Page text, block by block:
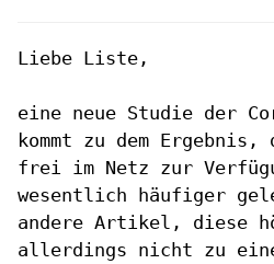
Liebe Liste,
eine neue Studie der
kommt zu dem
frei im Netz zur
wesentlich häufiger
andere Artikel, diese
allerdings nicht zu